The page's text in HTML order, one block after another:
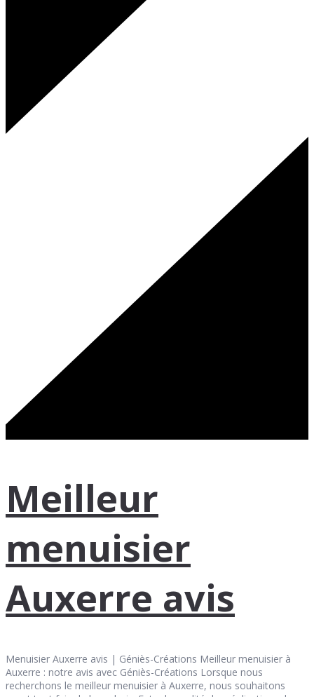
Meilleur
menuisier
Auxerre avis
Menuisier Auxerre avis | Géniès-Créations Meilleur menuisier à
Auxerre : notre avis avec Géniès-Créations Lorsque nous
recherchons le meilleur menuisier à Auxerre, nous souhaitons